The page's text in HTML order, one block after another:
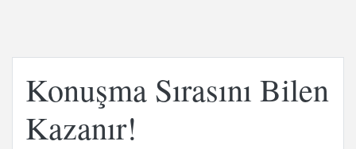
Konuşma Sırasını Bilen
Kazanır!